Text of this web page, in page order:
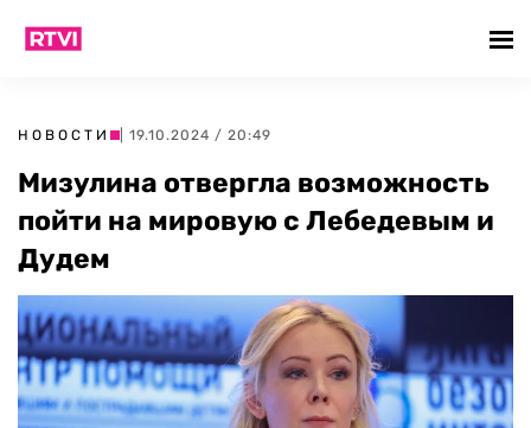
НОВОСТИ | 19.10.2024 / 20:49
Мизулина отвергла возможность
пойти на мировую с Лебедевым и
Дудем